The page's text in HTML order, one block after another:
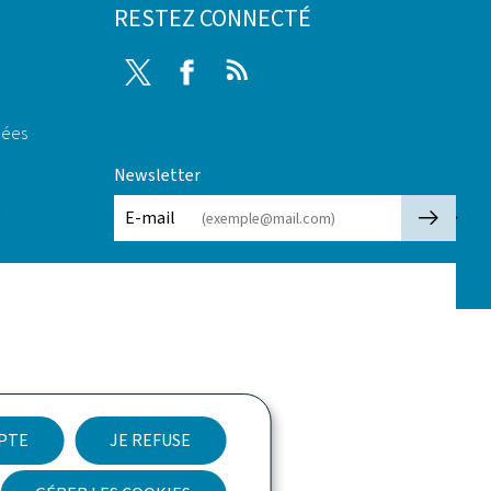
JE REFUSE
RESTEZ CONNECTÉ
Twitter Facebook
Newsletter
E-mail
🡒